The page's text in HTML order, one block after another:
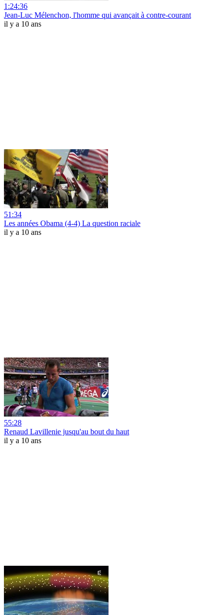
1:24:36
Jean-Luc Mélenchon, l'homme qui avançait à contre-courant
il y a 10 ans
51:34
Les années Obama (4-4) La question raciale
il y a 10 ans
55:28
Renaud Lavillenie jusqu'au bout du haut
il y a 10 ans